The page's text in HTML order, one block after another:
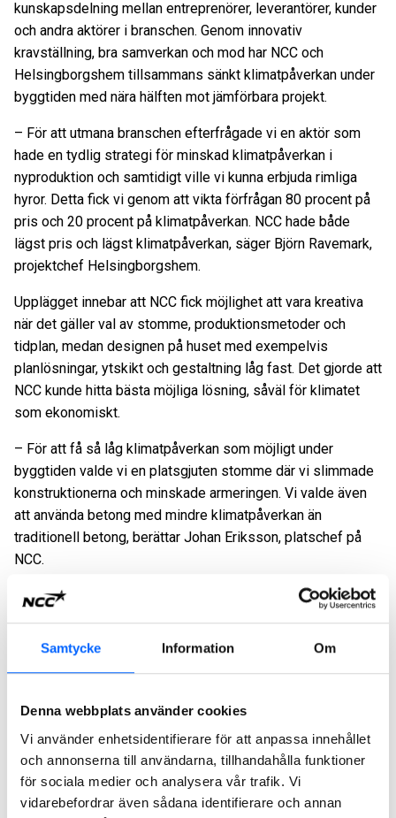
Samtycke Information Om
Denna webbplats använder cookies
Vi använder enhetsidentifierare för att anpassa innehållet
och annonserna till användarna, tillhandahålla funktioner
för sociala medier och analysera vår trafik. Vi
vidarebefordrar även sådana identifierare och annan
kunskapsdelning mellan entreprenörer, leverantörer, kunder
och andra aktörer i branschen. Genom innovativ
kravställning, bra samverkan och mod har NCC och
Helsingborgshem tillsammans sänkt klimatpåverkan under
byggtiden med nära hälften mot jämförbara projekt.
– För att utmana branschen efterfrågade vi en aktör som
hade en tydlig strategi för minskad klimatpåverkan i
nyproduktion och samtidigt ville vi kunna erbjuda rimliga
hyror. Detta fick vi genom att vikta förfrågan 80 procent på
pris och 20 procent på klimatpåverkan. NCC hade både
lägst pris och lägst klimatpåverkan, säger Björn Ravemark,
projektchef Helsingborgshem.
Upplägget innebar att NCC fick möjlighet att vara kreativa
när det gäller val av stomme, produktionsmetoder och
tidplan, medan designen på huset med exempelvis
planlösningar, ytskikt och gestaltning låg fast. Det gjorde att
NCC kunde hitta bästa möjliga lösning, såväl för klimatet
som ekonomiskt.
– För att få så låg klimatpåverkan som möjligt under
byggtiden valde vi en platsgjuten stomme där vi slimmade
konstruktionerna och minskade armeringen. Vi valde även
att använda betong med mindre klimatpåverkan än
traditionell betong, berättar Johan Eriksson, platschef på
NCC.
Betongen har optimerats genom att minska mängderna och
sorts betong på rätt plats och att använda så kallad
klimatförbättrad betong med cirka 40 procent slagg i stora
målmedvetna arbete har klimatpåverkan minskats till
Bostäderna stod färdiga i slutet av 2021 och
slutberäkningar visar att klimatpåverkan under byggtiden
blev 168 CO2e/BTA (koldioxidekvivalenter/bruttoarea),